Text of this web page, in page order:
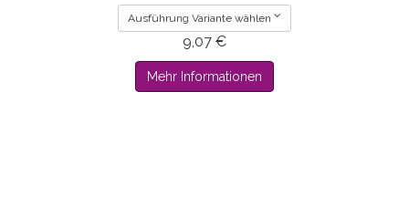
Ausführung Variante wählen
9,07 €
Mehr Informationen